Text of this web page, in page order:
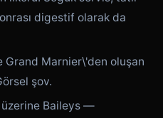
digestif olarak da
Grand Marnier\'den oluşan
şov.
üzerine Baileys —